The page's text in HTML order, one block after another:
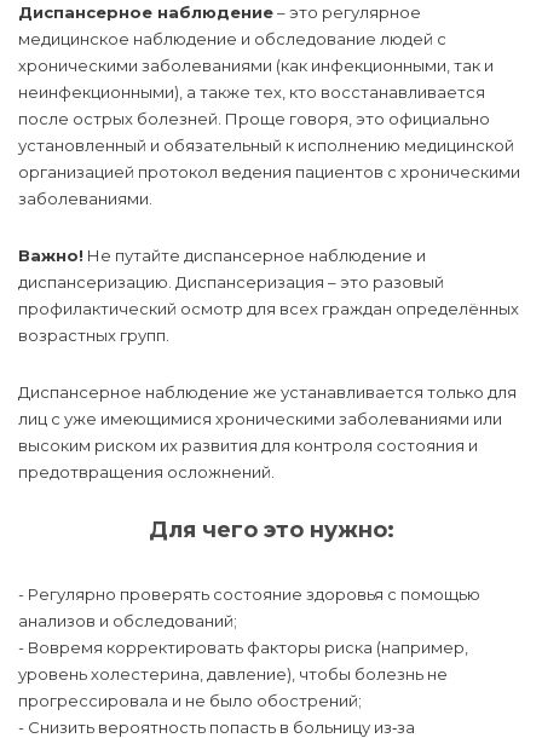
Диспансерное наблюдение– это регулярное
медицинское наблюдение и обследование людей с
хроническими заболеваниями (как инфекционными, так и
неинфекционными), а также тех, кто восстанавливается
после острых болезней. Проще говоря, это официально
установленный и обязательный к исполнению медицинской
организацией протокол ведения пациентов с хроническими
заболеваниями.
Важно! Не путайте диспансерное наблюдение и
диспансеризацию. Диспансеризация – это разовый
профилактический осмотр для всех граждан определённых
возрастных групп.
Диспансерное наблюдение же устанавливается только для
лиц с уже имеющимися хроническими заболеваниями или
высоким риском их развития для контроля состояния и
предотвращения осложнений.
Для чего это нужно:
- Регулярно проверять состояние здоровья с помощью
анализов и обследований;
- Вовремя корректировать факторы риска (например,
уровень холестерина, давление), чтобы болезнь не
прогрессировала и не было обострений;
- Снизить вероятность попасть в больницу из‑за